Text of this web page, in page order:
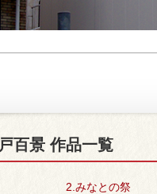
百景 作品一覧
2.みなとの祭